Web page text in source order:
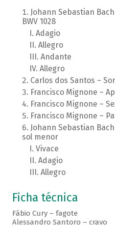
Johann Sebastian
BWV 1028
Adagio
Allegro
Andante
Allegro
Carlos dos Santos –
Francisco Mignone –
Francisco Mignone –
Francisco Mignone –
Johann Sebastian
sol menor
Vivace
Adagio
Allegro
Ficha técnica
Fábio Cury – fagote
Alessandro Santoro – cravo